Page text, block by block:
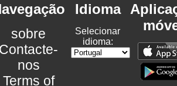
sobre
nos
Terms of
Idioma
Selecionar
idioma: